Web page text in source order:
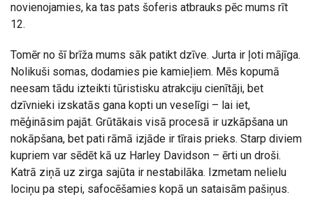
novienojamies, ka tas pats šoferis atbrauks pēc mums rīt
12.
Tomēr no šī brīža mums sāk patikt dzīve. Jurta ir ļoti mājīga.
Nolikuši somas, dodamies pie kamieļiem. Mēs kopumā
neesam tādu izteikti tūristisku atrakciju cienītāji, bet
dzīvnieki izskatās gana kopti un veselīgi – lai iet,
mēģināsim pajāt. Grūtākais visā procesā ir uzkāpšana un
nokāpšana, bet pati rāmā izjāde ir tīrais prieks. Starp diviem
kupriem var sēdēt kā uz Harley Davidson – ērti un droši.
Katrā ziņā uz zirga sajūta ir nestabilāka. Izmetam nelielu
lociņu pa stepi, safocēšamies kopā un sataisām pašiņus.